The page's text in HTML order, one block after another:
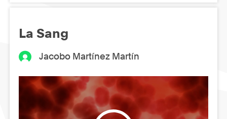
La Sang
Jacobo Martínez Martín